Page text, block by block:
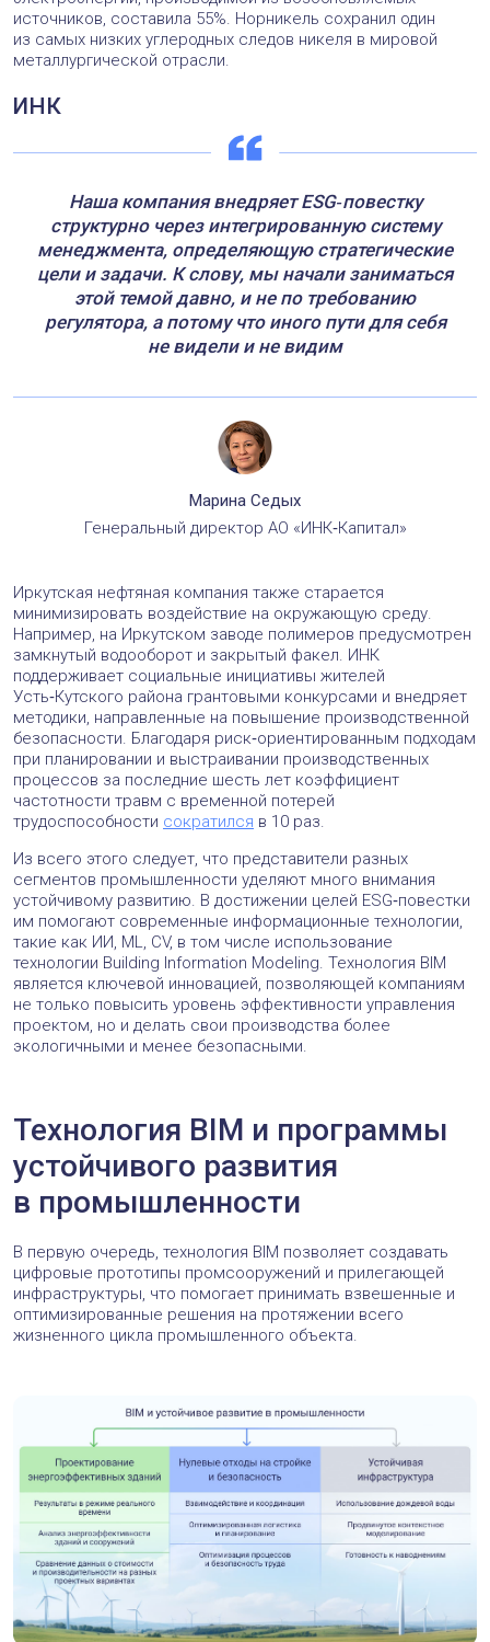
источников, составила 55%. Норникель сохранил один
из самых низких углеродных следов никеля в мировой
металлургической отрасли.
ИНК
Наша компания внедряет ESG‑повестку
структурно через интегрированную систему
менеджмента, определяющую стратегические
цели и задачи. К слову, мы начали заниматься
этой темой давно, и не по требованию
регулятора, а потому что иного пути для себя
не видели и не видим
Марина Седых
Генеральный директор АО «ИНК‑Капитал»
Иркутская нефтяная компания также старается
минимизировать воздействие на окружающую среду.
Например, на Иркутском заводе полимеров предусмотрен
замкнутый водооборот и закрытый факел. ИНК
поддерживает социальные инициативы жителей
Усть‑Кутского района грантовыми конкурсами и внедряет
методики, направленные на повышение производственной
безопасности. Благодаря риск‑ориентированным подходам
при планировании и выстраивании производственных
процессов за последние шесть лет коэффициент
частотности травм с временной потерей
трудоспособности сократился в 10 раз.
Из всего этого следует, что представители разных
сегментов промышленности уделяют много внимания
устойчивому развитию. В достижении целей ESG‑повестки
им помогают современные информационные технологии,
такие как ИИ, ML, CV, в том числе использование
технологии Building Information Modeling. Технология BIM
является ключевой инновацией, позволяющей компаниям
не только повысить уровень эффективности управления
проектом, но и делать свои производства более
экологичными и менее безопасными.
Технология BIM и программы
устойчивого развития
в промышленности
В первую очередь, технология BIM позволяет создавать
цифровые прототипы промсооружений и прилегающей
инфраструктуры, что помогает принимать взвешенные и
оптимизированные решения на протяжении всего
жизненного цикла промышленного объекта.